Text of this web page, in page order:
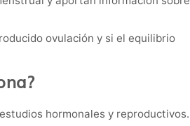
ovulación y si el equilibrio
hormonales y reproductivos.